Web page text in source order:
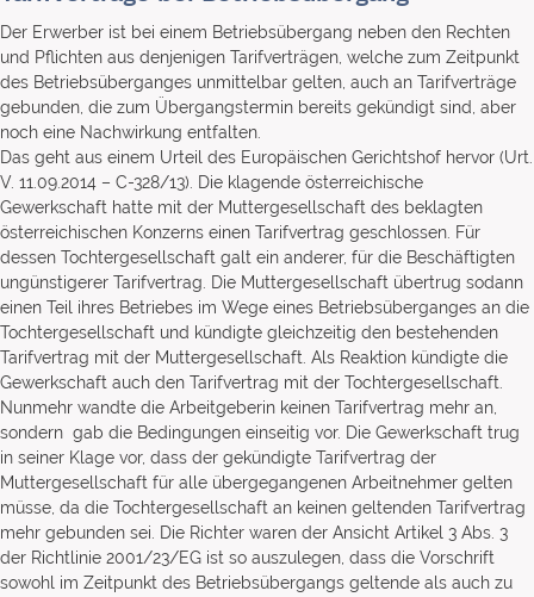
Der Erwerber ist bei einem Betriebsübergang neben den Rechten
und Pflichten aus denjenigen Tarifverträgen, welche zum Zeitpunkt
des Betriebsüberganges unmittelbar gelten, auch an Tarifverträge
gebunden, die zum Übergangstermin bereits gekündigt sind, aber
noch eine Nachwirkung entfalten.
Das geht aus einem Urteil des Europäischen Gerichtshof hervor (Urt.
V. 11.09.2014 – C-328/13). Die klagende österreichische
Gewerkschaft hatte mit der Muttergesellschaft des beklagten
österreichischen Konzerns einen Tarifvertrag geschlossen. Für
dessen Tochtergesellschaft galt ein anderer, für die Beschäftigten
ungünstigerer Tarifvertrag. Die Muttergesellschaft übertrug sodann
einen Teil ihres Betriebes im Wege eines Betriebsüberganges an die
Tochtergesellschaft und kündigte gleichzeitig den bestehenden
Tarifvertrag mit der Muttergesellschaft. Als Reaktion kündigte die
Gewerkschaft auch den Tarifvertrag mit der Tochtergesellschaft.
Nunmehr wandte die Arbeitgeberin keinen Tarifvertrag mehr an,
sondern gab die Bedingungen einseitig vor. Die Gewerkschaft trug
in seiner Klage vor, dass der gekündigte Tarifvertrag der
Muttergesellschaft für alle übergegangenen Arbeitnehmer gelten
müsse, da die Tochtergesellschaft an keinen geltenden Tarifvertrag
mehr gebunden sei. Die Richter waren der Ansicht Artikel 3 Abs. 3
der Richtlinie 2001/23/EG ist so auszulegen, dass die Vorschrift
sowohl im Zeitpunkt des Betriebsübergangs geltende als auch zu